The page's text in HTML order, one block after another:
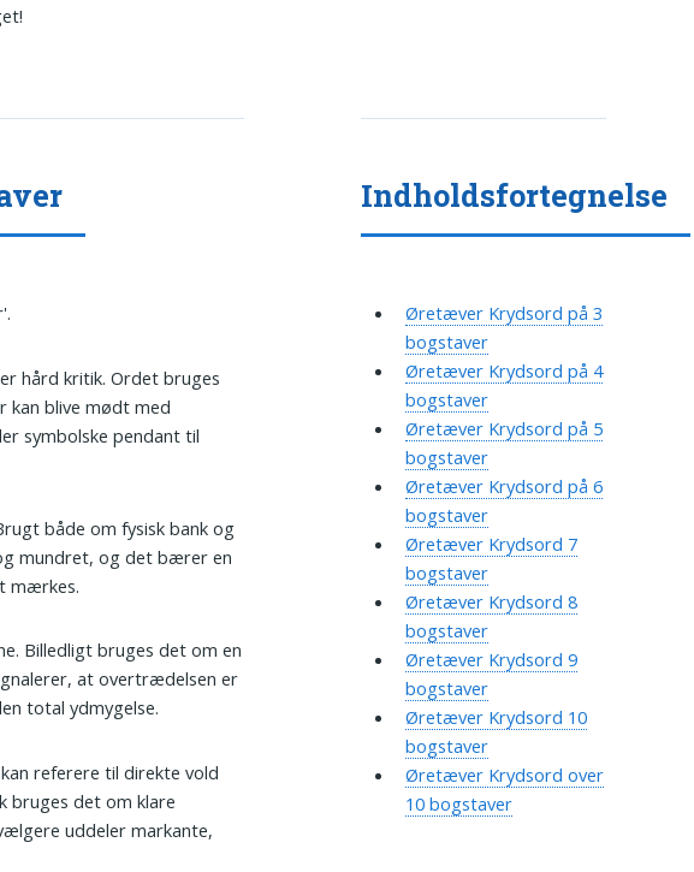
hård kritik. Ordet bruges
blive mødt med
symbolske pendant til
både om fysisk bank og
mundret, og det bærer en
mærkes.
Billedligt bruges det om en
at overtrædelsen er
total ydmygelse.
referere til direkte vold
bruges det om klare
uddeler markante,
Indholdsfortegnelse
Øretæver Krydsord på 3
bogstaver
Øretæver Krydsord på 4
bogstaver
Øretæver Krydsord på 5
bogstaver
Øretæver Krydsord på 6
bogstaver
Øretæver Krydsord 7
bogstaver
Øretæver Krydsord 8
bogstaver
Øretæver Krydsord 9
bogstaver
Øretæver Krydsord 10
bogstaver
Øretæver Krydsord over
10 bogstaver